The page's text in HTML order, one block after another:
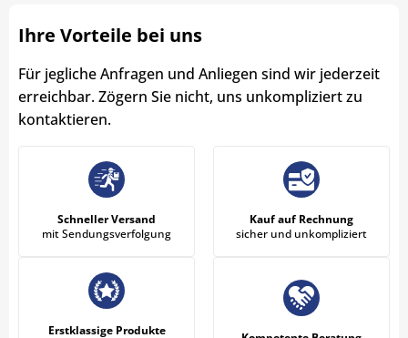
Ihre Vorteile bei uns
Für jegliche Anfragen und Anliegen sind wir jederzeit
erreichbar. Zögern Sie nicht, uns unkompliziert zu
kontaktieren.
Schneller Versand
mit Sendungsverfolgung
Kauf auf Rechnung
sicher und unkompliziert
Erstklassige Produkte